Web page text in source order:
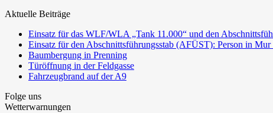
Aktuelle Beiträge
Einsatz für das WLF/WLA „Tank 11.000“ und den
Einsatz für den Abschnittsführungsstab (AFÜST): Person in
Baumbergung in Prenning
Türöffnung in der Feldgasse
Fahrzeugbrand auf der A9
Folge uns
Wetterwarnungen